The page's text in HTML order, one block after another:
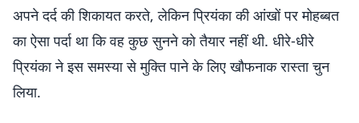
अपने दर्द की शिकायत करते, लेकिन प्रियंका की आंखों पर मोहब्बत
का ऐसा पर्दा था कि वह कुछ सुनने को तैयार नहीं थी. धीरे-धीरे
प्रियंका ने इस समस्या से मुक्ति पाने के लिए खौफनाक रास्ता चुन
लिया.